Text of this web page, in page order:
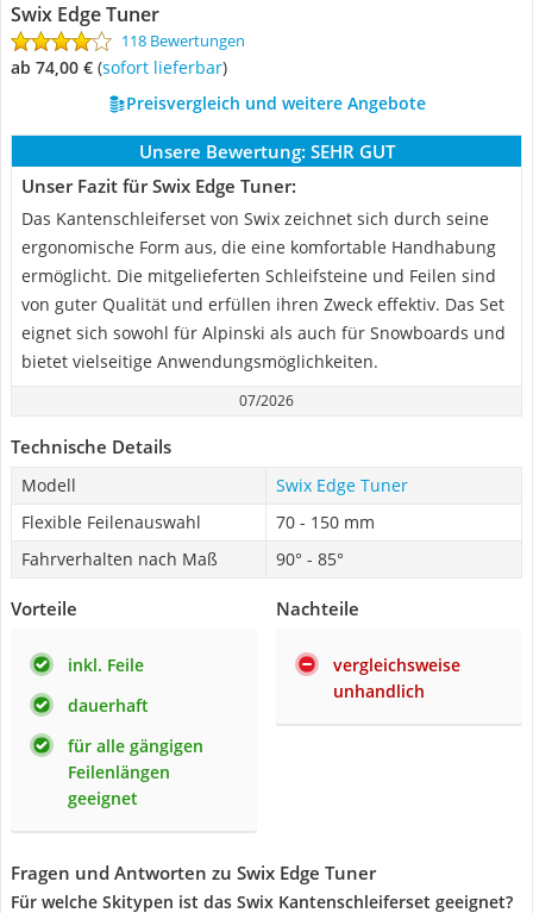
Swix Edge Tuner
118 Bewertungen
ab 74,00 € ( Sofort lieferbar)
Preisvergleich und weitere Angebote
Unsere Bewertung: SEHR GUT
Unser Fazit für Swix Edge Tuner:
Das Kantenschleiferset von Swix zeichnet sich durch seine
ergonomische Form aus, die eine komfortable Handhabung
ermöglicht. Die mitgelieferten Schleifsteine und Feilen sind
von guter Qualität und erfüllen ihren Zweck effektiv. Das Set
eignet sich sowohl für Alpinski als auch für Snowboards und
bietet vielseitige Anwendungsmöglichkeiten.
07/2026
Technische Details
Modell
Swix Edge Tuner
Flexible Feilenauswahl
70 - 150 mm
Fahrverhalten nach Maß
90° - 85°
Vorteile
inkl. Feile
dauerhaft
für alle gängigen
Feilenlängen
geeignet
Nachteile
vergleichsweise
unhandlich
Fragen und Antworten zu Swix Edge Tuner
Für welche Skitypen ist das Swix Kantenschleiferset geeignet?